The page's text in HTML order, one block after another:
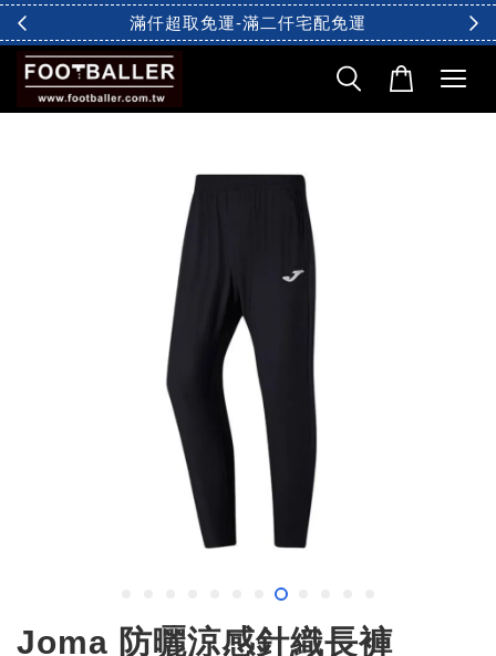
滿仟超取免運-滿二仟宅配免運
Joma 防曬涼感針織長褲